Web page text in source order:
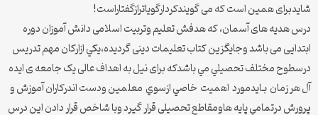
شایدبرای همین است که می گویندکردارگویاترازگفتاراست!
درس هدیه های آسمان، که هدفش تعلیم وتربیت اسلامی دانش آموزان دوره
ابتدایی می باشد وجایگزین کتاب تعلیمات دینی گردیده،يكي ازاركان مهم تدريس
درسطوح مختلف تحصيلي مي باشدكه برای نیل به اهداف عالی یک جامعه ی ایده
آل هر زمان بـايدمورد اهميت خاصي ازسوي معلمين ودست اندركاران آموزش و
پرورش درتمامي پايه هاومقاطع تحصیلی قرار گيرد وبا شاخص قرار دادن اين درس